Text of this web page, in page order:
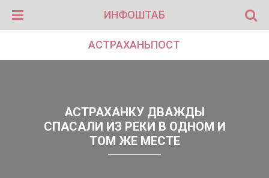
ИНФОШТАБ
АСТРАХАНЬПОСТ
АСТРАХАНКУ ДВАЖДЫ
СПАСАЛИ ИЗ РЕКИ В ОДНОМ И
ТОМ ЖЕ МЕСТЕ